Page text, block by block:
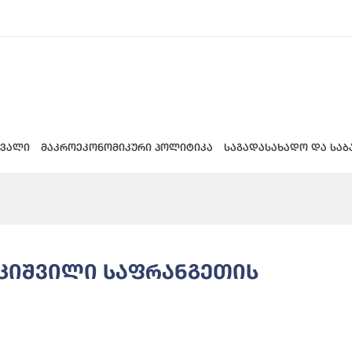
მაკროეკონომიკური პოლიტიკა საგადასახადო და
საფრანგეთის